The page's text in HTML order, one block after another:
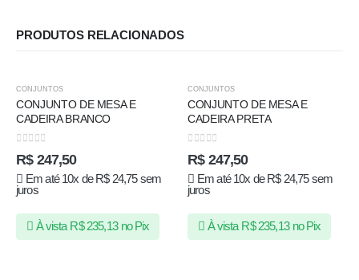
PRODUTOS RELACIONADOS
CONJUNTOS
CONJUNTO DE MESA E
CADEIRA BRANCO
de 5
R$247,50
Em até 10x deR$24,75sem
juros
À vista R$235,13 no Pix
CONJUNTOS
CONJUNTO DE MESA E
CADEIRA PRETA
de 5
R$247,50
Em até 10x deR$24,75sem
juros
À vista R$235,13 no Pix